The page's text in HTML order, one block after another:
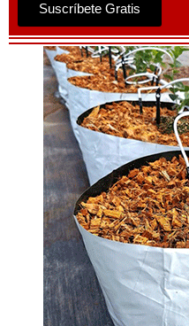
Suscríbete Gratis